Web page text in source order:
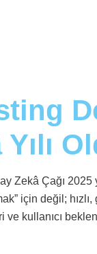
Zekâ Çağı 2025
için değil;
kullanıcı